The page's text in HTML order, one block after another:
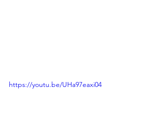
https://youtu.be/UHa97eaxi04